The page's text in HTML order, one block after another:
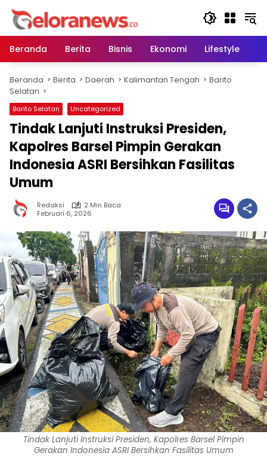
Langsung
konten
Beranda
Berita Bisnis Ekonomi Lifestyle
Beranda Berita Daerah Kalimantan Tengah
Barito
Selatan
Barito Selatan Uncategorized
Tindak Lanjuti Instruksi Presiden,
Kapolres Barsel Pimpin Gerakan
Indonesia ASRI Bersihkan Fasilitas
Umum
Redaksi
2 Min Baca
Februari 6, 2026
Tindak Lanjuti Instruksi Presiden, Kapolres Barsel Pimpin
Gerakan Indonesia ASRI Bersihkan Fasilitas Umum